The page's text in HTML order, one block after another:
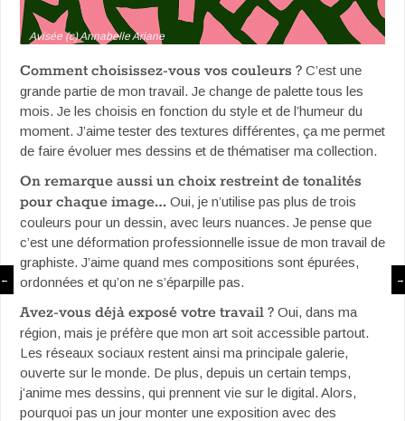
Avisée (c) Annabelle Ariane
Comment choisissez-vous vos couleurs ? C’est une
grande partie de mon travail. Je change de palette tous les
mois. Je les choisis en fonction du style et de l’humeur du
moment. J’aime tester des textures différentes, ça me permet
de faire évoluer mes dessins et de thématiser ma collection.
On remarque aussi un choix restreint de tonalités
pour chaque image… Oui, je n’utilise pas plus de trois
couleurs pour un dessin, avec leurs nuances. Je pense que
c’est une déformation professionnelle issue de mon travail de
graphiste. J’aime quand mes compositions sont épurées,
ordonnées et qu’on ne s’éparpille pas.
Avez-vous déjà exposé votre travail ? Oui, dans ma
région, mais je préfère que mon art soit accessible partout.
Les réseaux sociaux restent ainsi ma principale galerie,
ouverte sur le monde. De plus, depuis un certain temps,
j’anime mes dessins, qui prennent vie sur le digital. Alors,
pourquoi pas un jour monter une exposition avec des
← →